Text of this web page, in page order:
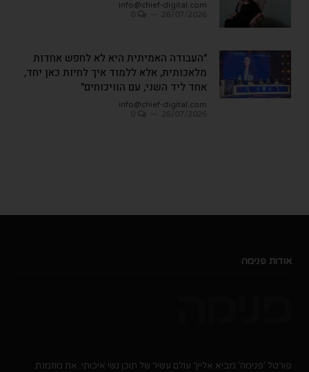
info@chief-digital.com
"העבודה האמיתית היא לא לחפש אחדות
מלאכותית, אלא ללמוד איך לחיות כאן יחד,
אחד ליד השני, עם הוויכוחים"
info@chief-digital.com
אודות פנימה
פורטל 'פנימה' מביא אלייך עולם עשיר של תוכן נשי איכותי. את מוזמנת